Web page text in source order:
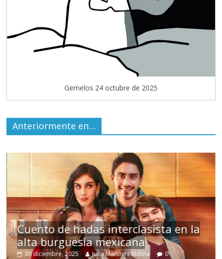
Gemelos 24 octubre de 2025
Anteriormente en…
Cuento de hadas interclasista en la
alta burguesía mexicana
30 diciembre, 2025 Julio Martínez Molina 0